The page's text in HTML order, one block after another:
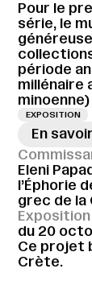
Pour le
série, le
période
millénaire
EXPOSITION
En
Eleni
l’Éphorie
grec de
Exposition
du 20
Ce projet
Crète.